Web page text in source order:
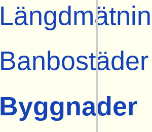
Banbostäder
Byggnader